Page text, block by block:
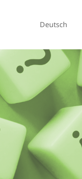
Deutsch